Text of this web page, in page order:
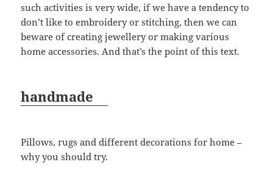
such activities is very wide, if we have a tendency to
don’t like to embroidery or stitching, then we can
beware of creating jewellery or making various
home accessories. And that’s the point of this text.
handmade
Pillows, rugs and different decorations for home –
why you should try.